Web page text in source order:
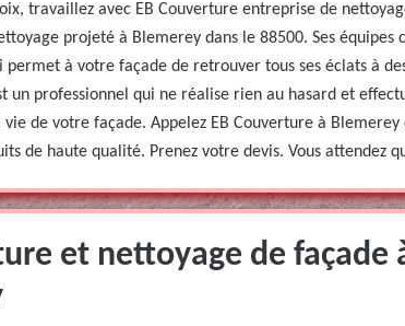
travaillez avec EB Couverture entreprise de
projeté à Blemerey dans le 88500. Ses équipes
à votre façade de retrouver tous ses éclats à
un professionnel qui ne réalise rien au hasard et
de votre façade. Appelez EB Couverture à Blemerey
de haute qualité. Prenez votre devis. Vous attendez
et nettoyage de façade